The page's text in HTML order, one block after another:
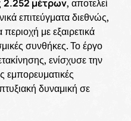
2.252 μέτρων, αποτελεί
επιτεύγματα διεθνώς,
με εξαιρετικά
συνθήκες. Το έργο
ενίσχυσε την
εμπορευματικές
δυναμική σε